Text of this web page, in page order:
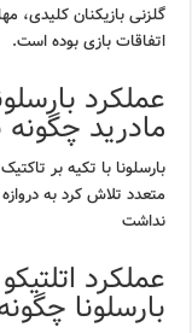
گلزنی بازیکنان کلیدی،
اتفاقات بازی بوده است.
عملکرد
مادرید چگونه
بارسلونا با تکیه بر
متعدد تلاش کرد به
نداشت
عملکرد
بارسلونا